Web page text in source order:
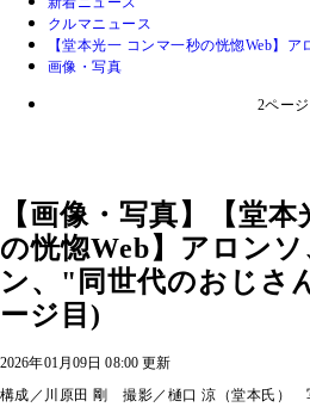
クルマニュース
【堂本光一 コンマ一秒の恍惚Web】
画像・写真
2ペー
【画像・写真】【堂
の恍惚Web】アロンソ
ン、"同世代のおじさ
ージ目)
2026年01月09日 08:00 更新
構成／川原田 剛 撮影／樋口 涼（堂本氏）